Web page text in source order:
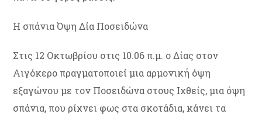
Η σπάνια Όψη Δία Ποσειδώνα
Στις 12 Οκτωβρίου στις 10.06 π.μ. ο Δίας στον
Αιγόκερο πραγματοποιεί μια αρμονική όψη
εξαγώνου με τον Ποσειδώνα στους Ιχθείς, μια όψη
σπάνια, που ρίχνει φως στα σκοτάδια, κάνει τα